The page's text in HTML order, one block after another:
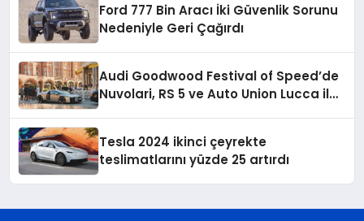
Ford 777 Bin Aracı İki Güvenlik Sorunu
Nedeniyle Geri Çağırdı
Audi Goodwood Festival of Speed’de
Nuvolari, RS 5 ve Auto Union Lucca ile
Tesla 2024 ikinci çeyrekte
teslimatlarını yüzde 25 artırdı